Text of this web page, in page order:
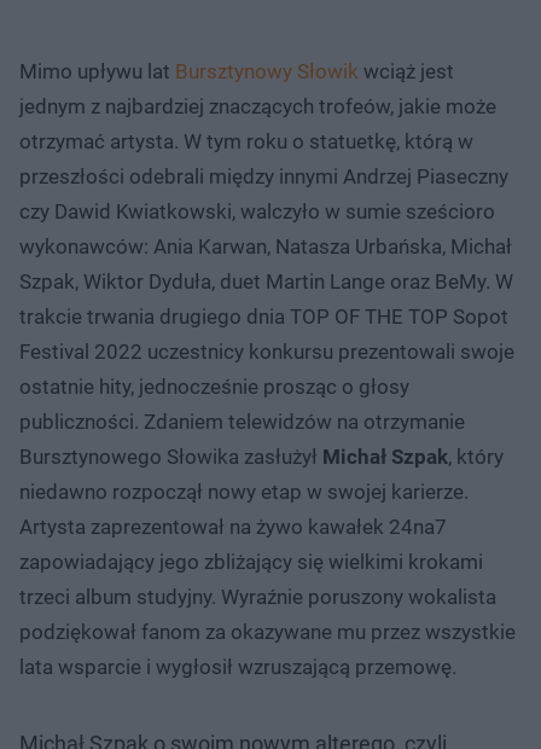
Mimo upływu lat Bursztynowy Słowik wciąż jest
jednym z najbardziej znaczących trofeów, jakie może
otrzymać artysta. W tym roku o statuetkę, którą w
przeszłości odebrali między innymi Andrzej Piaseczny
czy Dawid Kwiatkowski, walczyło w sumie sześcioro
wykonawców: Ania Karwan, Natasza Urbańska, Michał
Szpak, Wiktor Dyduła, duet Martin Lange oraz BeMy. W
trakcie trwania drugiego dnia TOP OF THE TOP Sopot
Festival 2022 uczestnicy konkursu prezentowali swoje
ostatnie hity, jednocześnie prosząc o głosy
publiczności. Zdaniem telewidzów na otrzymanie
Bursztynowego Słowika zasłużył Michał Szpak, który
niedawno rozpoczął nowy etap w swojej karierze.
Artysta zaprezentował na żywo kawałek 24na7
zapowiadający jego zbliżający się wielkimi krokami
trzeci album studyjny. Wyraźnie poruszony wokalista
podziękował fanom za okazywane mu przez wszystkie
lata wsparcie i wygłosił wzruszającą przemowę.
Michał Szpak o swoim nowym alterego, czyli